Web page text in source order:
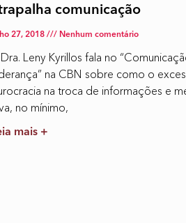
comunicação
27, 2018 Nenhum comentário
Leny Kyrillos fala no
na CBN sobre como o
na troca de informações e
no mínimo,
mais +